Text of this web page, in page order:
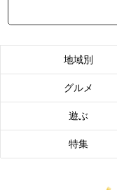
地域別
グルメ
遊ぶ
特集